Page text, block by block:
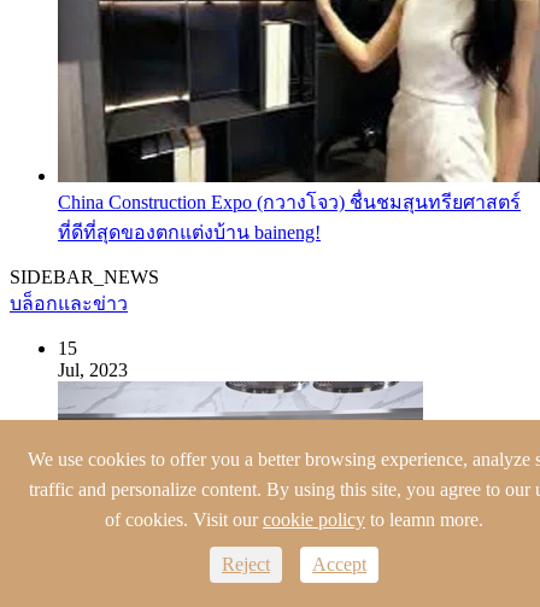
China Construction Expo (กวางโจว) ชื่นชมสุนทรียศาสตร์
ที่ดีที่สุดของตกแต่งบ้าน baineng!
SIDEBAR_NEWS
บล็อกและข่าว
15
Jul, 2023
We use cookies to offer you a better browsing experience, analyze
traffic and personalize content. By using this site, you agree to our
of cookies. Visit ourcookie policy to leamn more.
Reject Accept